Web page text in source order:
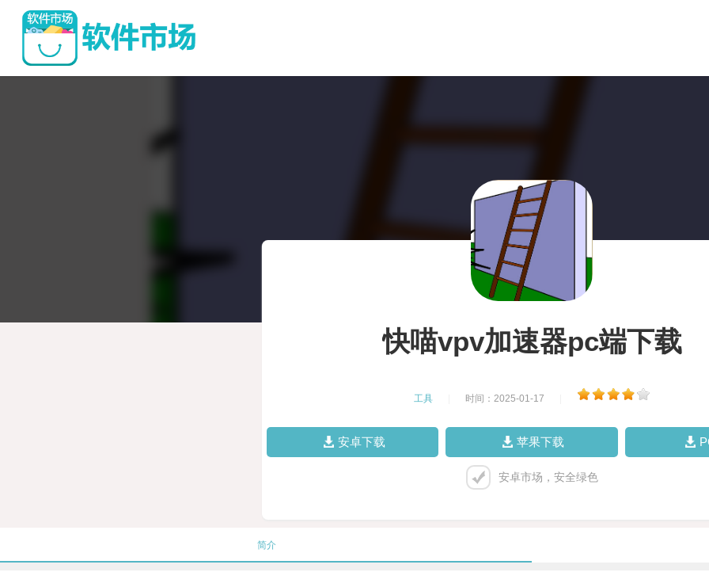
快喵vpv加速器pc端下载
工具 时间：2025-01-17
安卓下载 苹果下载
安卓市场，安全绿色
简介